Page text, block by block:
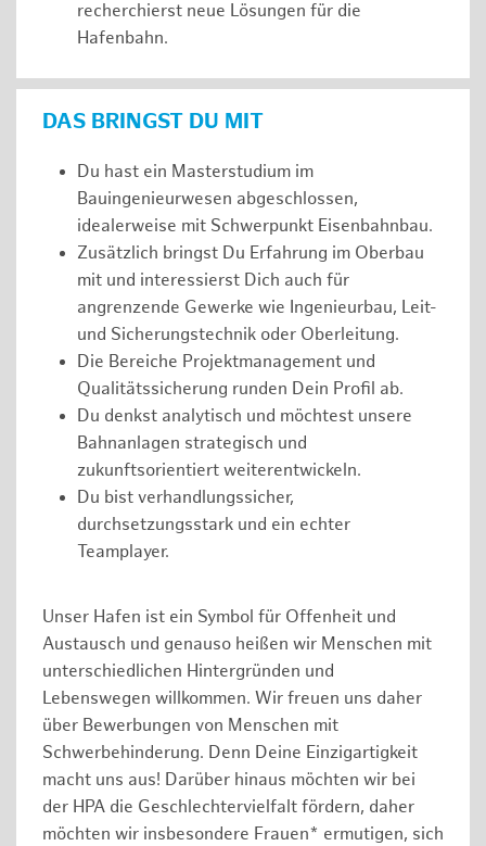
recherchierst neue Lösungen für die
Hafenbahn.
DAS BRINGST DU MIT
Du hast ein Masterstudium im
Bauingenieurwesen abgeschlossen,
idealerweise mit Schwerpunkt Eisenbahnbau.
Zusätzlich bringst Du Erfahrung im Oberbau
mit und interessierst Dich auch für
angrenzende Gewerke wie Ingenieurbau, Leit-
und Sicherungstechnik oder Oberleitung.
Die Bereiche Projektmanagement und
Qualitätssicherung runden Dein Profil ab.
Du denkst analytisch und möchtest unsere
Bahnanlagen strategisch und
zukunftsorientiert weiterentwickeln.
Du bist verhandlungssicher,
durchsetzungsstark und ein echter
Teamplayer.
Unser Hafen ist ein Symbol für Offenheit und
Austausch und genauso heißen wir Menschen mit
unterschiedlichen Hintergründen und
Lebenswegen willkommen. Wir freuen uns daher
über Bewerbungen von Menschen mit
Schwerbehinderung. Denn Deine Einzigartigkeit
macht uns aus! Darüber hinaus möchten wir bei
der HPA die Geschlechtervielfalt fördern, daher
möchten wir insbesondere Frauen* ermutigen, sich